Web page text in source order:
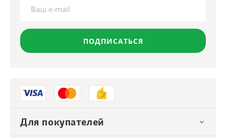
ПОДПИСАТЬСЯ
Для покупателей